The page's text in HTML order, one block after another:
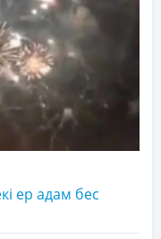
ер адам бес